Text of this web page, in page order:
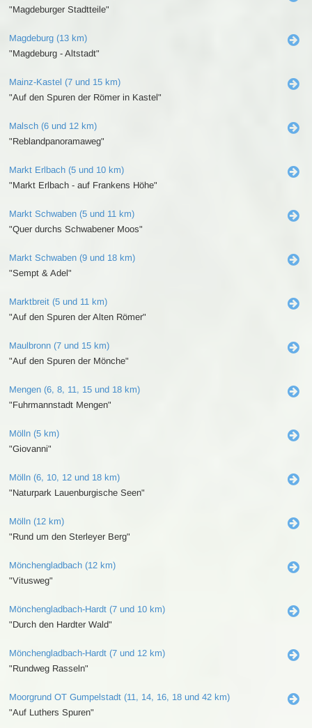
"Magdeburger Stadtteile"
Magdeburg (13 km)
"Magdeburg - Altstadt"
Mainz-Kastel (7 und 15 km)
"Auf den Spuren der Römer in Kastel"
Malsch (6 und 12 km)
"Reblandpanoramaweg"
Markt Erlbach (5 und 10 km)
"Markt Erlbach - auf Frankens Höhe"
Markt Schwaben (5 und 11 km)
"Quer durchs Schwabener Moos"
Markt Schwaben (9 und 18 km)
"Sempt & Adel"
Marktbreit (5 und 11 km)
"Auf den Spuren der Alten Römer"
Maulbronn (7 und 15 km)
"Auf den Spuren der Mönche"
Mengen (6, 8, 11, 15 und 18 km)
"Fuhrmannstadt Mengen"
Mölln (5 km)
"Giovanni"
Mölln (6, 10, 12 und 18 km)
"Naturpark Lauenburgische Seen"
Mölln (12 km)
"Rund um den Sterleyer Berg"
Mönchengladbach (12 km)
"Vitusweg"
Mönchengladbach-Hardt (7 und 10 km)
"Durch den Hardter Wald"
Mönchengladbach-Hardt (7 und 12 km)
"Rundweg Rasseln"
Moorgrund OT Gumpelstadt (11, 14, 16, 18 und 42 km)
"Auf Luthers Spuren"